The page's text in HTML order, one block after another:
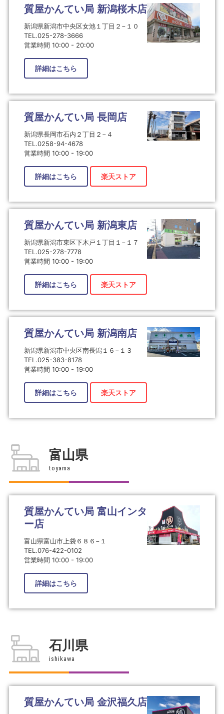
質屋かんてい局 新潟桜木店
新潟県新潟市中央区女池１丁目２−１０
TEL.025-278-3666
営業時間 10:00 - 20:00
詳細はこちら
質屋かんてい局 長岡店
新潟県長岡市石内２丁目２−４
TEL.0258-94-4678
営業時間 10:00 - 19:00
詳細はこちら 楽天ストア
質屋かんてい局 新潟東店
新潟県新潟市東区下木戸１丁目１−１７
TEL.025-278-7778
営業時間 10:00 - 19:00
詳細はこちら 楽天ストア
質屋かんてい局 新潟南店
新潟県新潟市中央区南長潟１６−１３
TEL.025-383-8178
営業時間 10:00 - 19:00
詳細はこちら 楽天ストア
富山県
toyama
質屋かんてい局 富山インタ
ー店
富山県富山市上袋６８６−１
TEL.076-422-0102
営業時間 10:00 - 19:00
詳細はこちら
石川県
ishikawa
質屋かんてい局 金沢福久店